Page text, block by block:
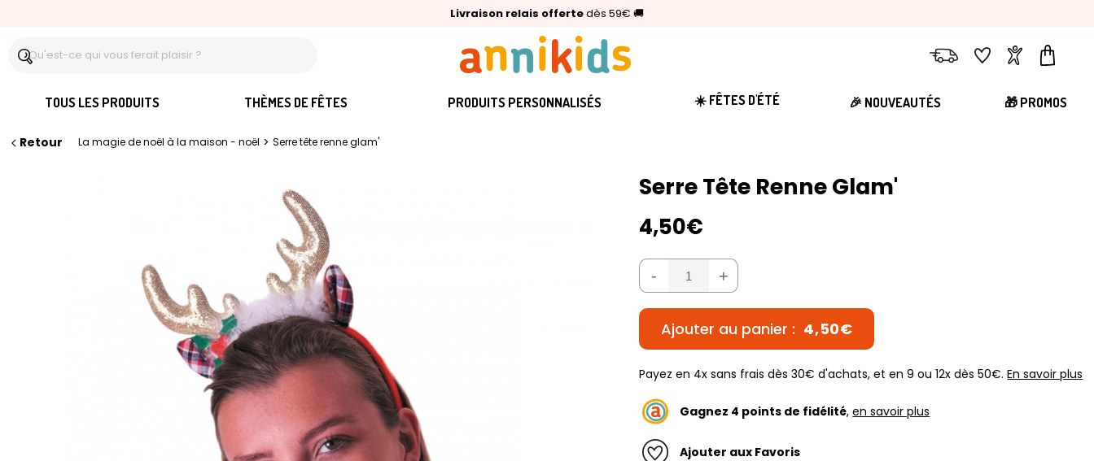
Livraison relais offertedès 59€ 🚚
🥇Palmarès Capital 2025 :Annikids N°1
⭐⭐⭐⭐⭐4,6/5(24 000 avis clients)
LivraisonFavorisComptePanier
TOUS LES PRODUITS THÈMES DE FÊTES PRODUITS PERSONNALISÉS ☀️ FÊTES D'ÉTÉ 🎉 NOUVEAUTÉS 🎁 PROMOS
Retour La magie de noël à la maison - noël > Serre tête renne glam'
Serre Tête Renne Glam'
4,50€
- +
Ajouter au panier : 4,50€
Payez en 4x sans frais dès 30€ d'achats, et en 9 ou 12x dès 50€.En savoir plus
Gagnez 4 points de fidélité,en savoir plus
Ajouter aux Favoris